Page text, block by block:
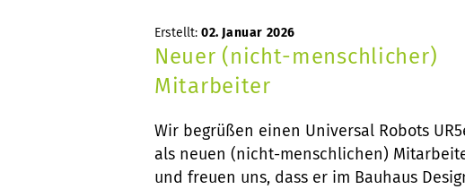
Erstellt: 02. Januar 2026
Neuer (nicht-menschlicher)
Mitarbeiter
Wir begrüßen einen Universal Robots
als neuen (nicht-menschlichen)
und freuen uns, dass er im Bauhaus